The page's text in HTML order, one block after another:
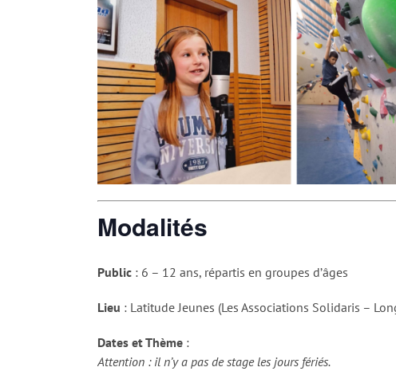
Modalités
Public : 6 – 12 ans, répartis en groupes d’âges
Lieu : Latitude Jeunes (Les Associations Solidaris –
Dates et Thème :
Attention : il n’y a pas de stage les jours fériés.